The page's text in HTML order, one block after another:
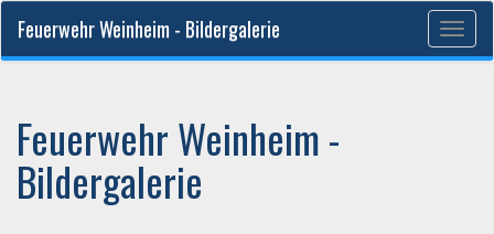
Feuerwehr Weinheim - Bildergalerie
Feuerwehr Weinheim -
Bildergalerie